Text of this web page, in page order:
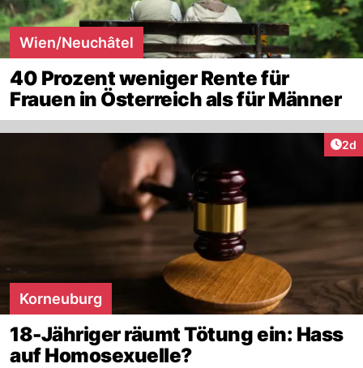
Wien/Neuchâtel
40 Prozent weniger Rente für
Frauen in Österreich als für Männer
2d
Korneuburg
18-Jähriger räumt Tötung ein: Hass
auf Homosexuelle?